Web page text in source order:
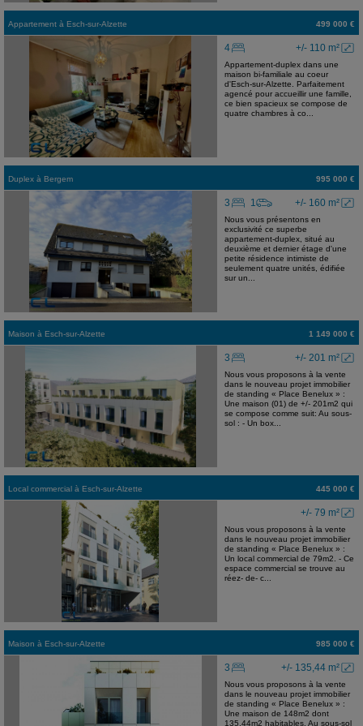
Appartement à Esch-sur-Alzette 499 000 €
+/- 110 m²
4
Appartement-duplex dans une
maison bi-familiale au coeur
d'Esch-sur-Alzette. Parfaitement
agencé pour accueillir une famille,
ce bien spacieux se compose de
quatre chambres à co...
Duplex à Bergem 995 000 €
+/- 160 m²
3 1
Nous vous présentons en
exclusivité ce superbe
appartement-duplex, situé au
deuxième et dernier étage d'une
petite résidence intimiste de
seulement quatre unités, édifiée
sur un...
Maison à Esch-sur-Alzette 1 149 000 €
+/- 201 m²
3
Nous vous proposons à la vente
dans le nouveau projet immobilier
de standing « Place Benelux » :
Une maison (01) de +/- 201m2 qui
se compose comme suit: Au sous-
sol : - Un box...
Local commercial à Esch-sur-Alzette 445 000 €
+/- 79 m²
Nous vous proposons à la vente
dans le nouveau projet immobilier
de standing « Place Benelux » :
Un local commercial de 79m2. - Ce
espace commercial se trouve au
réez- de- c...
Maison à Esch-sur-Alzette 985 000 €
+/- 135,44 m²
3
Nous vous proposons à la vente
dans le nouveau projet immobilier
de standing « Place Benelux » :
Une maison de 148m2 dont
135,44m2 habitables. Au sous-sol